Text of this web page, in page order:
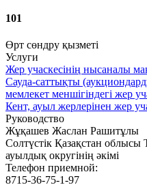
101
Өрт сөндру қызметі
Услуги
Жер учаскесінің нысаналы
Сауда-саттықты
мемлекет меншігіндегі жер
Кент, ауыл жерлерінен жер
Руководство
Жұқашев Жаслан Рашитұлы
Солтүстік Қазақстан
ауылдық округінің әкімі
Телефон приемной:
8715-36-75-1-97